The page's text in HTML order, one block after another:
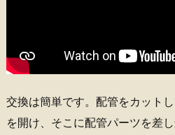
交換は簡単です。配管をカット
を開け、そこに配管パーツを差し